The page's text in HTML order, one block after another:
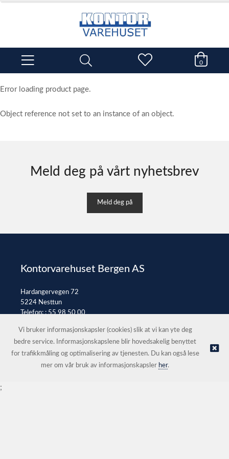
0
Error loading product page.
Object reference not set to an instance of an object.
Meld deg på vårt nyhetsbrev
Meld deg på
Kontorvarehuset Bergen AS
Hardangervegen 72
5224 Nesttun
Telefon: :55 98 50 00
© Kontorvarehuset Bergen AS |Nettbutikk levert av Kréatif
Vi bruker informasjonskapsler (cookies) slik at vi kan yte deg
bedre service. Informasjonskapslene blir hovedsakelig benyttet
for trafikkmåling og optimalisering av tjenesten. Du kan også lese
mer om vår bruk av informasjonskapsler her.
;